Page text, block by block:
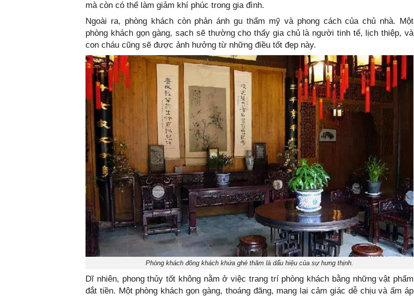
mà còn có thể làm giảm khí phúc trong gia đình.
Ngoài ra, phòng khách còn phản ánh gu thẩm mỹ và phong cách của chủ nhà. Một
phòng khách gọn gàng, sạch sẽ thường cho thấy gia chủ là người tinh tế, lịch thiệp, và
con cháu cũng sẽ được ảnh hưởng từ những điều tốt đẹp này.
Phòng khách đông khách khứa ghé thăm là dấu hiệu của sự hưng thịnh.
Dĩ nhiên, phong thủy tốt không nằm ở việc trang trí phòng khách bằng những vật phẩm
đắt tiền. Một phòng khách gọn gàng, thoáng đãng, mang lại cảm giác dễ chịu và ấm áp